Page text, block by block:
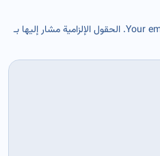
Your الحقول الإلزامية مشار إليها بـ